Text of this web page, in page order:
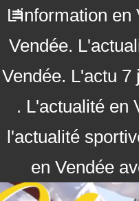
L'information en
Vendée.
Vendée. L'actu 7
. L'actualité en
l'actualité
en Vendée